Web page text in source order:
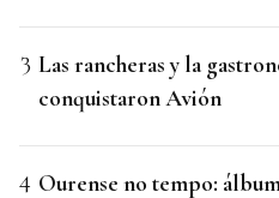
Las rancheras y la
conquistaron Avión
Ourense no tempo: